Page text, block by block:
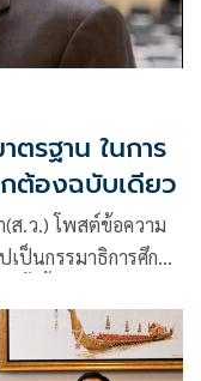
รฐาน ในการ
ต้องฉบับเดียว
.ว.) โพสต์ข้อความ
ป็นกรรมาธิการศึกษา
คิดแล้วก็สามารถต่อย
าสู่กันฟัง